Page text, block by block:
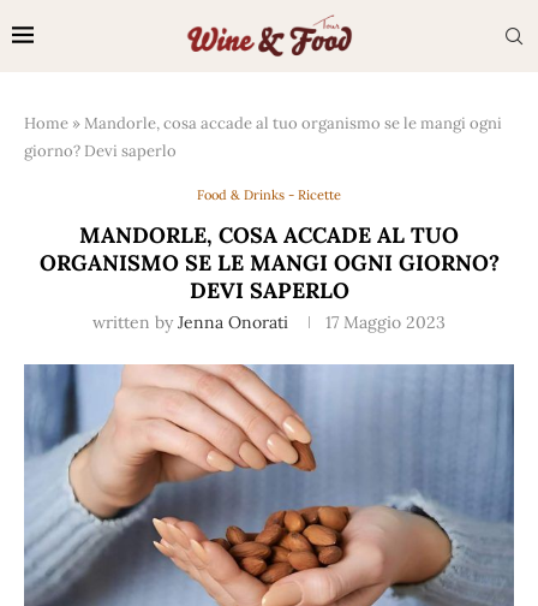
Home »Mandorle, cosa accade al tuo organismo se le mangi ogni
giorno? Devi saperlo
Food & Drinks - Ricette
MANDORLE, COSA ACCADE AL TUO
ORGANISMO SE LE MANGI OGNI GIORNO?
DEVI SAPERLO
written by Jenna Onorati 17 Maggio 2023